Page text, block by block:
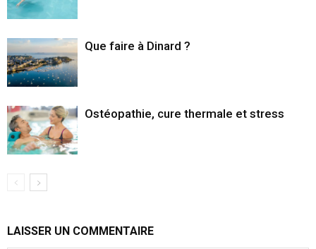
Que faire à Dinard ?
Ostéopathie, cure thermale et stress
LAISSER UN COMMENTAIRE